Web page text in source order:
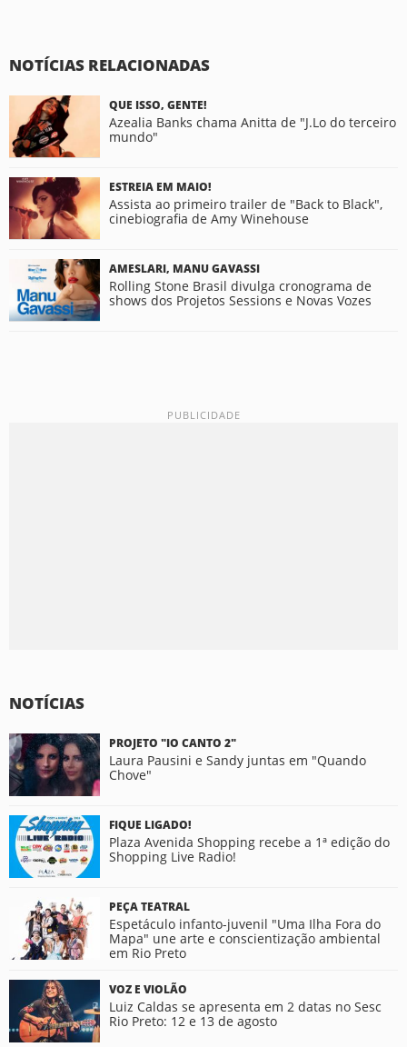
NOTÍCIAS RELACIONADAS
QUE ISSO, GENTE!
Azealia Banks chama Anitta de "J.Lo do terceiro
mundo"
ESTREIA EM MAIO!
Assista ao primeiro trailer de "Back to Black",
cinebiografia de Amy Winehouse
AMESLARI, MANU GAVASSI
Rolling Stone Brasil divulga cronograma de
shows dos Projetos Sessions e Novas Vozes
NOTÍCIAS
PROJETO "IO CANTO 2"
Laura Pausini e Sandy juntas em "Quando
Chove"
FIQUE LIGADO!
Plaza Avenida Shopping recebe a 1ª edição do
Shopping Live Radio!
PEÇA TEATRAL
Espetáculo infanto-juvenil "Uma Ilha Fora do
Mapa" une arte e conscientização ambiental
em Rio Preto
VOZ E VIOLÃO
Luiz Caldas se apresenta em 2 datas no Sesc
Rio Preto: 12 e 13 de agosto